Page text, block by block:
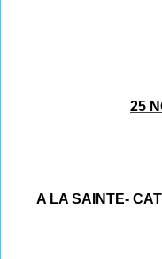
25
A LA SAINTE-